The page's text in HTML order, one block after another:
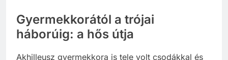
Gyermekkorától a trójai
háborúig: a hős útja
Akhilleusz gyermekkora is tele volt csodákkal és